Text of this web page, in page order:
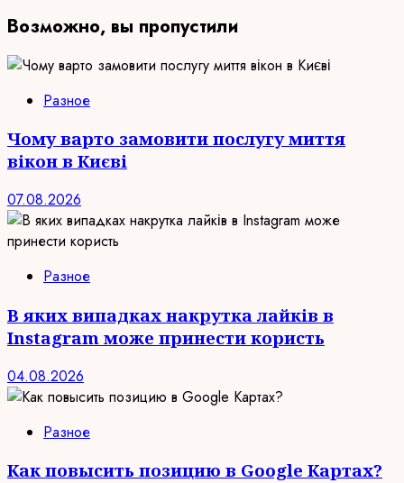
Возможно, вы пропустили
Разное
Чому варто замовити послугу миття
вікон в Києві
07.08.2026
Разное
В яких випадках накрутка лайків в
Instagram може принести користь
04.08.2026
Разное
Как повысить позицию в Google Картах?